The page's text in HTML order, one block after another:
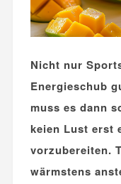
Nicht nur
Energieschub
muss es dann
keien Lust erst
vorzubereiten.
wärmstens